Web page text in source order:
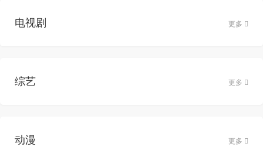
电视剧 更多
综艺 更多
动漫 更多